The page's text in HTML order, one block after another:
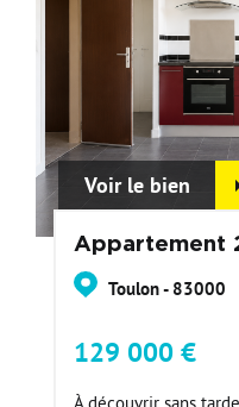
Voir le bien
Appartement
Toulon - 83000
129 000 €